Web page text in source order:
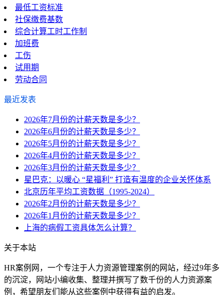
最低工资标准
社保缴费基数
综合计算工时工作制
加班费
工伤
试用期
劳动合同
最近发表
2026年7月份的计薪天数是多少？
2026年6月份的计薪天数是多少？
2026年5月份的计薪天数是多少？
2026年4月份的计薪天数是多少？
2026年3月份的计薪天数是多少？
星巴克：以暖心 “星福利” 打造有温度的企业关怀体系
北京历年平均工资数据（1995-2024）
2026年2月份的计薪天数是多少？
2026年1月份的计薪天数是多少？
上海的病假工资具体怎么计算？
关于本站
HR案例网，一个专注于人力资源管理案例的网站，经过9年多
的沉淀，网站小编收集、整理并撰写了数千份的人力资源案
例，希望朋友们能从这些案例中获得有益的启发。